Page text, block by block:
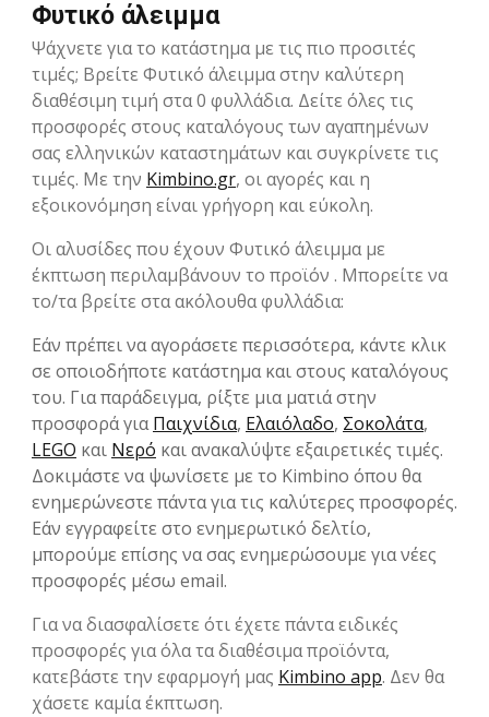
Φυτικό άλειμμα
Ψάχνετε για το κατάστημα με τις πιο προσιτές
τιμές; Βρείτε Φυτικό άλειμμα στην καλύτερη
διαθέσιμη τιμή στα 0 φυλλάδια. Δείτε όλες τις
προσφορές στους καταλόγους των αγαπημένων
σας ελληνικών καταστημάτων και συγκρίνετε τις
τιμές. Με την Kimbino.gr, οι αγορές και η
εξοικονόμηση είναι γρήγορη και εύκολη.
Οι αλυσίδες που έχουν Φυτικό άλειμμα με
έκπτωση περιλαμβάνουν το προϊόν . Μπορείτε να
το/τα βρείτε στα ακόλουθα φυλλάδια:
Εάν πρέπει να αγοράσετε περισσότερα, κάντε κλικ
σε οποιοδήποτε κατάστημα και στους καταλόγους
του. Για παράδειγμα, ρίξτε μια ματιά στην
προσφορά γιαΠαιχνίδια, Ελαιόλαδο, Σοκολάτα,
LEGO και Νερό και ανακαλύψτε εξαιρετικές τιμές.
Δοκιμάστε να ψωνίσετε με το Kimbino όπου θα
ενημερώνεστε πάντα για τις καλύτερες προσφορές.
Εάν εγγραφείτε στο ενημερωτικό δελτίο,
μπορούμε επίσης να σας ενημερώσουμε για νέες
προσφορές μέσω email.
Για να διασφαλίσετε ότι έχετε πάντα ειδικές
προσφορές για όλα τα διαθέσιμα προϊόντα,
κατεβάστε την εφαρμογή μας Kimbino app. Δεν θα
χάσετε καμία έκπτωση.